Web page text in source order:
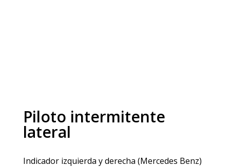
Piloto intermitente
lateral
Indicador izquierda y derecha (Mercedes Benz)